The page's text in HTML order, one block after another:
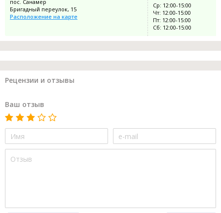
пос. Санамер
Бригадный переулок, 15
Расположение на карте
Ср: 12:00-15:00
Чт: 12:00-15:00
Пт: 12:00-15:00
Сб: 12:00-15:00
Рецензии и отзывы
Ваш отзыв